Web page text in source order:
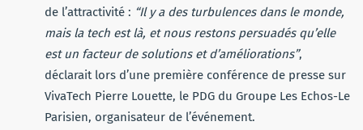
de l’attractivité : “Il y a des turbulences dans le monde,
mais la tech est là, et nous restons persuadés qu’elle
est un facteur de solutions et d’améliorations”,
déclarait lors d’une première conférence de presse sur
VivaTech Pierre Louette, le PDG du Groupe Les Echos-Le
Parisien, organisateur de l’événement.